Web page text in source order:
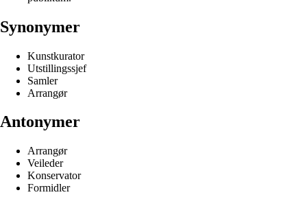
Synonymer
Kunstkurator
Utstillingssjef
Samler
Arrangør
Antonymer
Arrangør
Veileder
Konservator
Formidler